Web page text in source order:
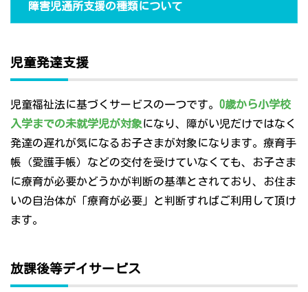
障害児通所支援の種類について
児童発達支援
児童福祉法に基づくサービスの一つです。 0歳から小学校
入学までの未就学児が対象になり、障がい児だけではなく
発達の遅れが気になるお子さまが対象になります。療育手
帳（愛護手帳）などの交付を受けていなくても、お子さま
に療育が必要かどうかが判断の基準とされており、お住ま
いの自治体が「療育が必要」と判断すればご利用して頂け
ます。
放課後等デイサービス